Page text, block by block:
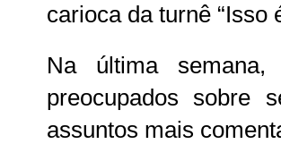
carioca da turnê “Isso
Na última
preocupados sobre
assuntos mais